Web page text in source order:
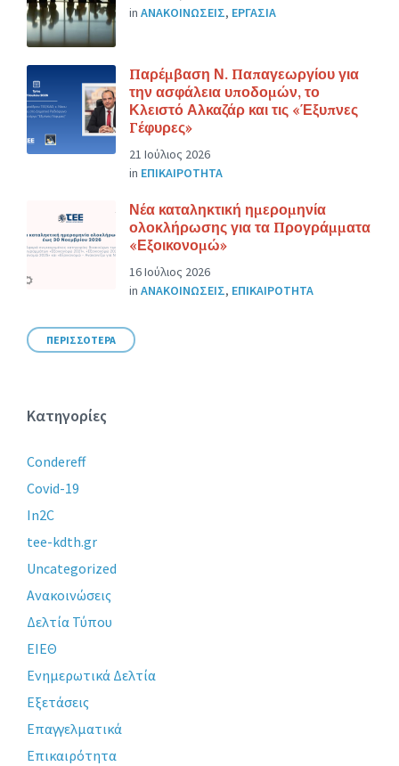
in ΑΝΑΚΟΙΝΩΣΕΙΣ, ΕΡΓΑΣΙΑ
Παρέμβαση Ν. Παπαγεωργίου για
την ασφάλεια υποδομών, το
Κλειστό Αλκαζάρ και τις «Έξυπνες
Γέφυρες»
21 Ιούλιος 2026
in ΕΠΙΚΑΙΡΟΤΗΤΑ
Νέα καταληκτική ημερομηνία
ολοκλήρωσης για τα Προγράμματα
«Εξοικονομώ»
16 Ιούλιος 2026
in ΑΝΑΚΟΙΝΩΣΕΙΣ, ΕΠΙΚΑΙΡΟΤΗΤΑ
ΠΕΡΙΣΣΟΤΕΡΑ
Κατηγορίες
Condereff
Covid-19
In2C
tee-kdth.gr
Uncategorized
Ανακοινώσεις
Δελτία Τύπου
ΕΙΕΘ
Ενημερωτικά Δελτία
Εξετάσεις
Επαγγελματικά
Επικαιρότητα